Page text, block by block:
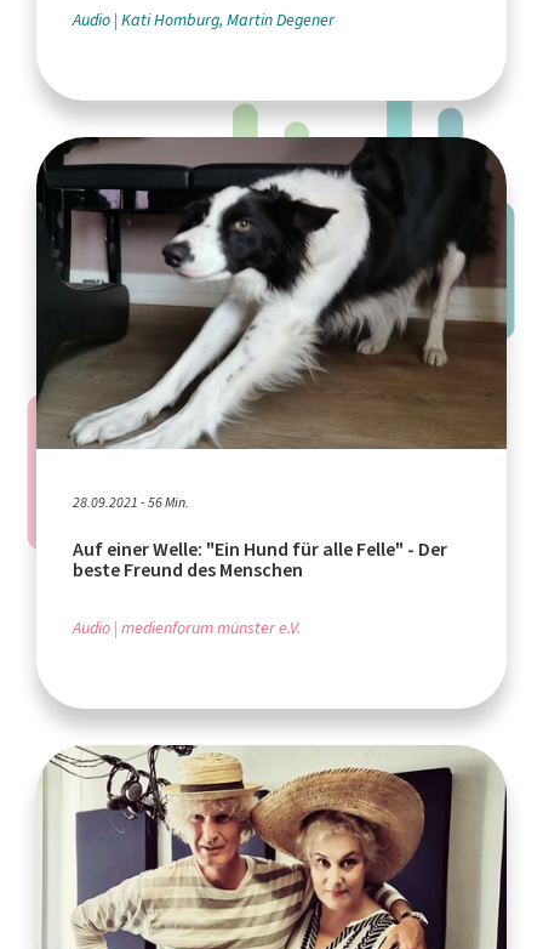
Audio Kati Homburg, Martin Degener
28.09.2021 - 56 Min.
Auf einer Welle: "Ein Hund für alle Felle" - Der
beste Freund des Menschen
Audio medienforum münster e.V.